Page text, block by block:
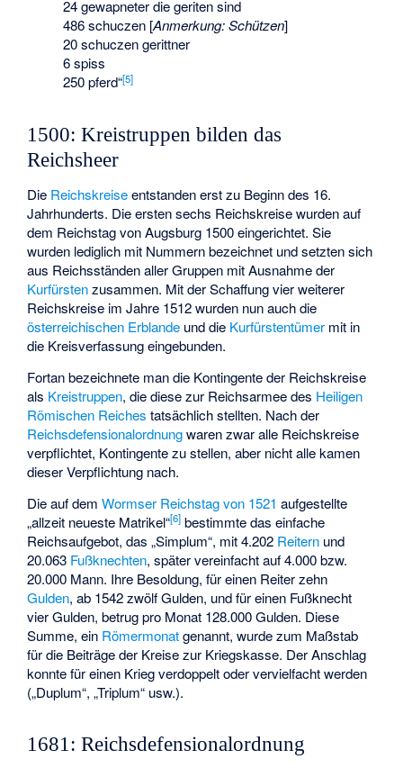
24 gewapneter die geriten sind
486 schuczen [Anmerkung: Schützen]
20 schuczen gerittner
6 spiss
250 pferd“[5]
1500: Kreistruppen bilden das
Reichsheer
Die Reichskreiseentstanden erst zu Beginn des 16.
Jahrhunderts. Die ersten sechs Reichskreise wurden auf
dem Reichstag von Augsburg 1500 eingerichtet. Sie
wurden lediglich mit Nummern bezeichnet und setzten sich
aus Reichsständen aller Gruppen mit Ausnahme der
Kurfürstenzusammen. Mit der Schaffung vier weiterer
Reichskreise im Jahre 1512 wurden nun auch die
österreichischen Erblande und die Kurfürstentümer mit in
die Kreisverfassung eingebunden.
Fortan bezeichnete man die Kontingente der Reichskreise
als Kreistruppen, die diese zur Reichsarmee des Heiligen
Römischen Reiches tatsächlich stellten. Nach der
Reichsdefensionalordnungwaren zwar alle Reichskreise
verpflichtet, Kontingente zu stellen, aber nicht alle kamen
dieser Verpflichtung nach.
Die auf demWormser Reichstag von 1521 aufgestellte
„allzeit neueste Matrikel“[6] bestimmte das einfache
Reichsaufgebot, das „Simplum“, mit 4.202 Reitern und
20.063 Fußknechten, später vereinfacht auf 4.000 bzw.
20.000 Mann. Ihre Besoldung, für einen Reiter zehn
Gulden, ab 1542 zwölf Gulden, und für einen Fußknecht
vier Gulden, betrug pro Monat 128.000 Gulden. Diese
Summe, ein Römermonatgenannt, wurde zum Maßstab
für die Beiträge der Kreise zur Kriegskasse. Der Anschlag
konnte für einen Krieg verdoppelt oder vervielfacht werden
(„Duplum“, „Triplum“ usw.).
1681: Reichsdefensionalordnung